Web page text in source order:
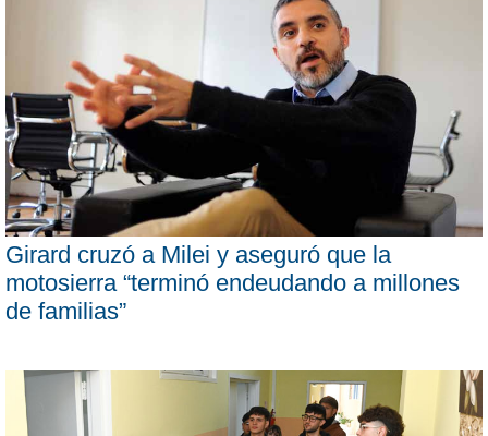
Girard cruzó a Milei y aseguró que la
motosierra “terminó endeudando a millones
de familias”